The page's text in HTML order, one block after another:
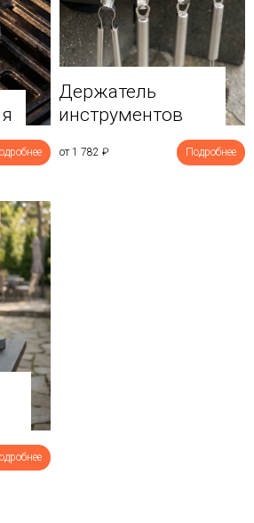
Держатель
инструментов
от 1 782 ₽ Подробнее